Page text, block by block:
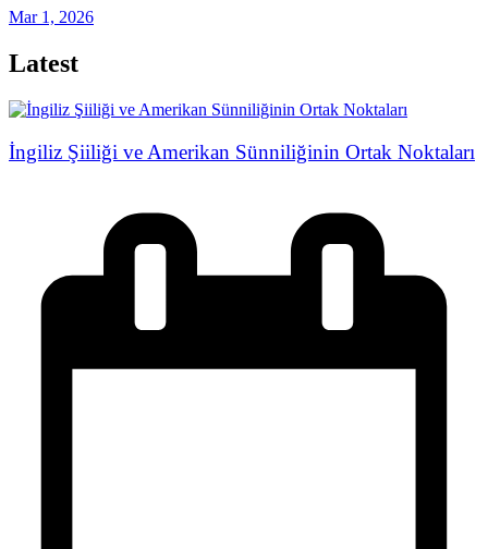
Mar 1, 2026
Latest
İngiliz Şiiliği ve Amerikan Sünniliğinin Ortak Noktaları